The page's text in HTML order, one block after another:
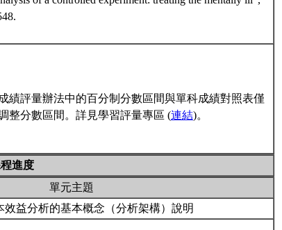
績評量辦法中的百分制分數區間與單科成績對照表僅
整分數區間。詳見學習評量專區 (連結)。
進度
單元主題
益分析的基本概念（分析架構）說明